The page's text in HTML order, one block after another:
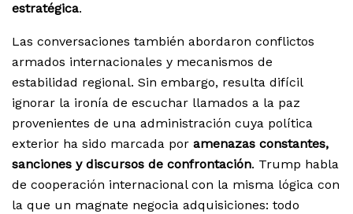
estratégica.
Las conversaciones también abordaron conflictos
armados internacionales y mecanismos de
estabilidad regional. Sin embargo, resulta difícil
ignorar la ironía de escuchar llamados a la paz
provenientes de una administración cuya política
exterior ha sido marcada por amenazas constantes,
sanciones y discursos de confrontación. Trump habla
de cooperación internacional con la misma lógica con
la que un magnate negocia adquisiciones: todo